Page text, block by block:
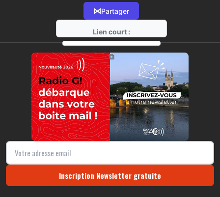
⋈Partager
Lien court :
https://radio-g.fr?8099
⧉
Inscription Newsletter gratuite